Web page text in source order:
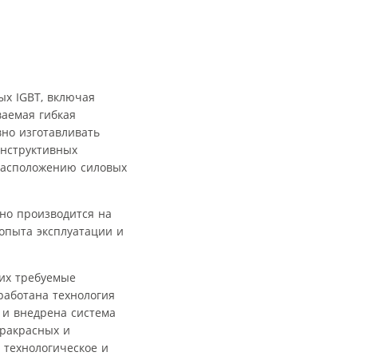
IGBT, включая
гибкая
изготавливать
силовых
производится на
эксплуатации и
требуемые
технология
внедрена система
и
и